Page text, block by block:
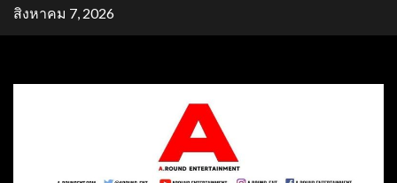
Skipสิงหาคม 7, 2026